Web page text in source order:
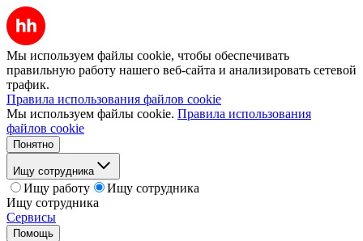
Мы используем файлы cookie, чтобы обеспечивать
правильную работу нашего веб-сайта и анализировать сетевой
трафик.
Правила использования файлов cookie
Мы используем файлы cookie. Правила использования
файлов cookie
Понятно
Ищу сотрудника
Ищу работу
Ищу сотрудника
Ищу сотрудника
Сервисы
Помощь